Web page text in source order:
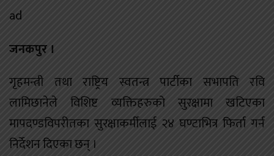
ad
जनकपुर ।
गृहमन्त्री तथा राष्ट्रिय स्वतन्त्र पार्टीका सभापति रवि
लामिछानेले विशिष्ट व्यक्तिहरुको सुरक्षामा खटिएका
मापदण्डविपरीतका सुरक्षाकर्मीलाई २४ घण्टाभित्र फिर्ता गर्न
निर्देशन दिएका छन् ।